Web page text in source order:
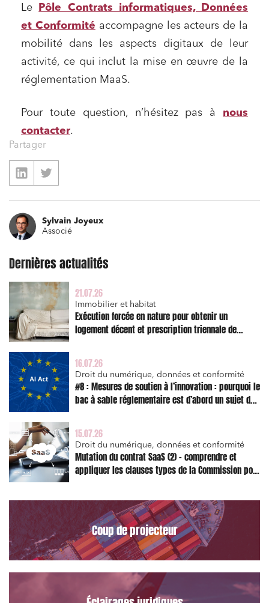
Le
Pôle Contrats informatiques, Données
et Conformité accompagne les acteurs de la
mobilité dans les aspects digitaux de leur
activité, ce qui inclut la mise en œuvre de la
réglementation MaaS.
Pour toute question, n’hésitez pas à nous
contacter.
Partager
Sylvain Joyeux
Associé
Dernières actualités
21.07.26
Immobilier et habitat
Exécution forcée en nature pour obtenir un
logement décent et prescription triennale de
16.07.26
Droit du numérique, données et conformité
#8 : Mesures de soutien à l’innovation : pourquoi le
bac à sable réglementaire est d’abord un sujet de
15.07.26
Droit du numérique, données et conformité
Mutation du contrat SaaS (2) – comprendre et
appliquer les clauses types de la Commission pour
Coup de projecteur